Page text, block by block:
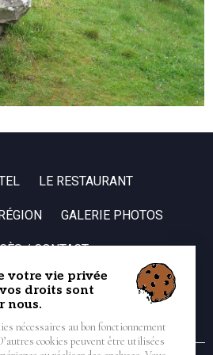
LE RESTAURANT
GALERIE PHOTOS
/ CONTACT
votre vie privée
droits sont
nous.
nécessaires au bon fonctionnement
cookies peuvent être utilisées